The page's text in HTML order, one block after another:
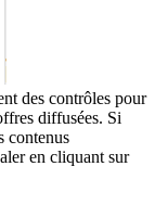
des contrôles pour
diffusées. Si
contenus
en cliquant sur